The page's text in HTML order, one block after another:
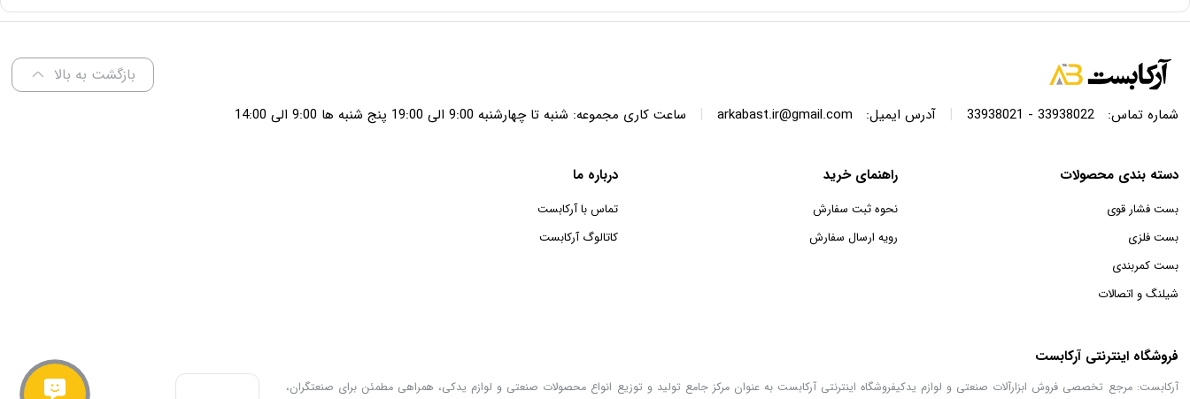
بازگشت به بالا
شماره تماس: 33938022 - 33938021
| آدرس ایمیل: arkabast.ir@gmail.com
| ساعت کاری مجموعه: شنبه تا چهارشنبه 9:00 الی 19:00 پنج شنبه ها 9:00 الی 14:00
دسته بندی محصولات
بست فشار قوی
بست فلزی
بست کمربندی
شیلنگ و اتصالات
راهنمای خرید
نحوه ثبت سفارش
رویه ارسال سفارش
درباره ما
تماس با آرکابست
کاتالوگ آرکابست
فروشگاه اینترنتی آرکابست
آرکابست: مرجع تخصصی فروش ابزارآلات صنعتی و لوازم یدکیفروشگاه اینترنتی آرکابست به عنوان مرکز جامع تولید و توزیع انواع محصولات صنعتی و لوازم یدکی، همراهی مطمئن برای صنعتگران،